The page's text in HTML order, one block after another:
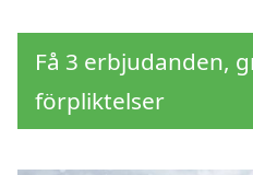
Få 3 erbjudanden,
förpliktelser